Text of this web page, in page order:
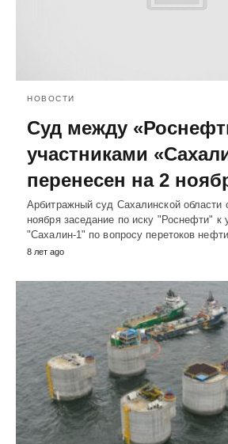
НОВОСТИ
Суд между
участниками
перенесен на 2
Арбитражный суд Сахалинской области
ноября заседание по иску "Роснефти" к
"Сахалин-1" по вопросу перетоков
8 лет ago